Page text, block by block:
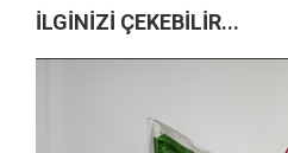
İLGİNİZİ ÇEKEBİLİR...